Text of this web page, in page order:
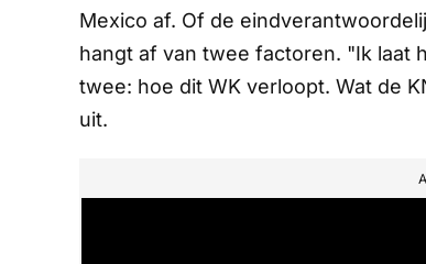
Mexico af. Of de
hangt af van twee factoren. "Ik laat
twee: hoe dit WK verloopt. Wat de
uit.